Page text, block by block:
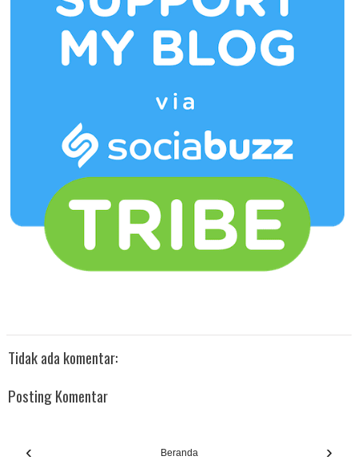
Tidak ada komentar:
Posting Komentar
‹ ›
Beranda